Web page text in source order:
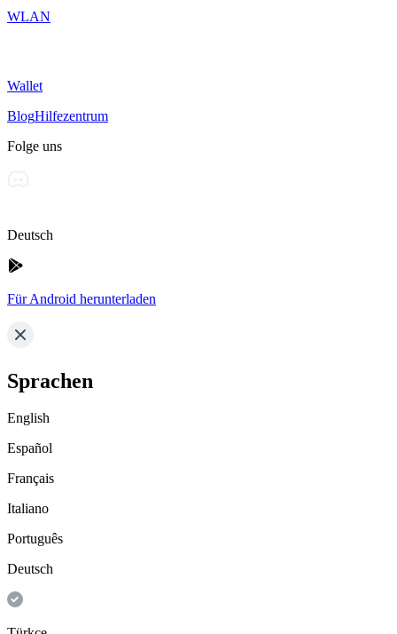
WLAN
Wallet
BlogHilfezentrum
Folge uns
Deutsch
Für Android herunterladen
Sprachen
English
Español
Français
Italiano
Português
Deutsch